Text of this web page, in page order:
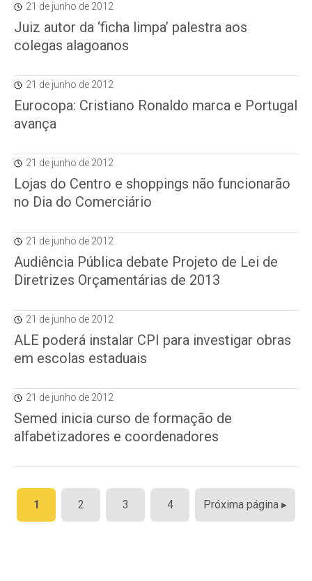
21 de junho de 2012
Juiz autor da ‘ficha limpa’ palestra aos
colegas alagoanos
21 de junho de 2012
Eurocopa: Cristiano Ronaldo marca e Portugal
avança
21 de junho de 2012
Lojas do Centro e shoppings não funcionarão
no Dia do Comerciário
21 de junho de 2012
Audiência Pública debate Projeto de Lei de
Diretrizes Orçamentárias de 2013
21 de junho de 2012
ALE poderá instalar CPI para investigar obras
em escolas estaduais
21 de junho de 2012
Semed inicia curso de formação de
alfabetizadores e coordenadores
Paginação
de
1 2 3 4 Próxima página ▸